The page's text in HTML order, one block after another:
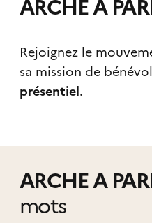
ARCHE A
Rejoignez le
sa mission de
présentiel.
ARCHE A
mots